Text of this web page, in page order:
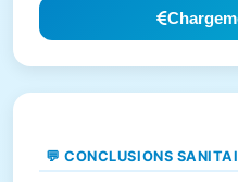
💬 CONCLUSIONS